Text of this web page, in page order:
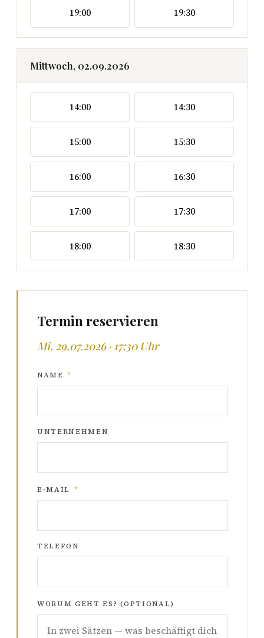
19:00 19:30
Mittwoch, 02.09.2026
14:00 14:30
15:00 15:30
16:00 16:30
17:00 17:30
18:00 18:30
Termin reservieren
Mi, 29.07.2026 · 17:30 Uhr
NAME *
UNTERNEHMEN
E-MAIL *
TELEFON
WORUM GEHT ES? (OPTIONAL)